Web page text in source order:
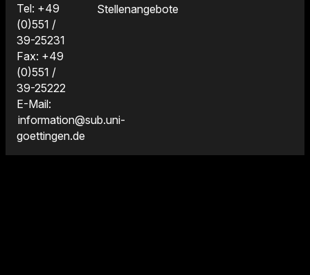
Tel: +49
(0)551 /
39-25231
Fax: +49
(0)551 /
39-25222
E-Mail:
information@sub.uni-
goettingen.de
Stellenangebote